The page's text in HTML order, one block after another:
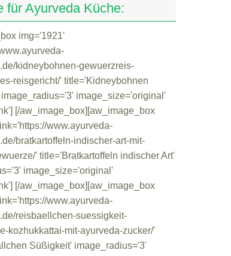
für Ayurveda Küche:
img='1921'
kidneybohnen-gewuerzreis-
reisgericht/' title='Kidneybohnen
image_size='original'
[/aw_image_box][aw_image_box
www.ayurveda-
bratkartoffeln-indischer-art-mit-
' title='Bratkartoffeln indischer Art'
image_size='original'
[/aw_image_box][aw_image_box
www.ayurveda-
reisbaellchen-suessigkeit-
kozhukkattai-mit-ayurveda-zucker/'
Süßigkeit' image_radius='3'